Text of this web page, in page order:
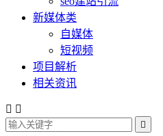
新媒体类
自媒体
短视频
项目解析
相关资讯
 
